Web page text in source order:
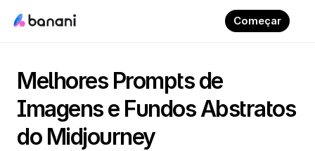
Começar
Melhores Prompts de
Imagens e Fundos Abstratos
do Midjourney